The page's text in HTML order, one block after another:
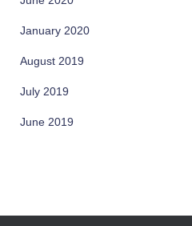
January 2020
August 2019
July 2019
June 2019